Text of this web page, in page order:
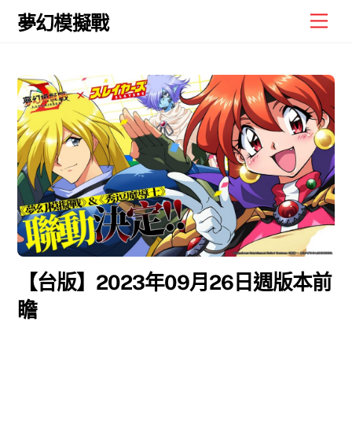
Skip
夢幻模擬戰
【台版】2023年09月26日週版本前
瞻